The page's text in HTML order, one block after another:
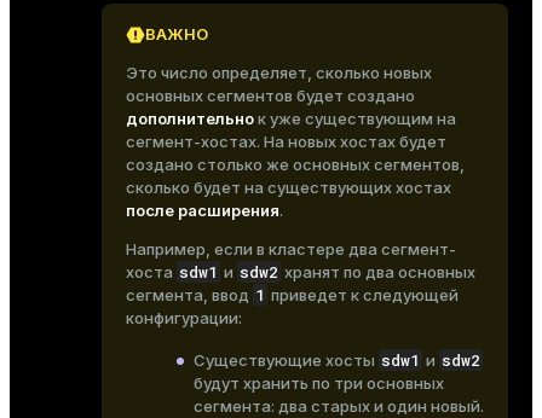
ВАЖНО
Это число определяет, сколько новых
основных сегментов будет создано
дополнительнок уже существующим на
сегмент-хостах. На новых хостах будет
создано столько же основных сегментов,
сколько будет на существующих хостах
после расширения.
Например, если в кластере два сегмент-
хоста sdw1 и sdw2 хранят по два основных
сегмента, ввод 1 приведет к следующей
конфигурации:
Существующие хосты sdw1 и sdw2
будут хранить по три основных
сегмента: два старых и один новый.